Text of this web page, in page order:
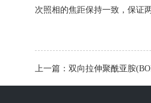
次照相的焦距保持一致，保证
上一篇：双向拉伸聚酰亚胺